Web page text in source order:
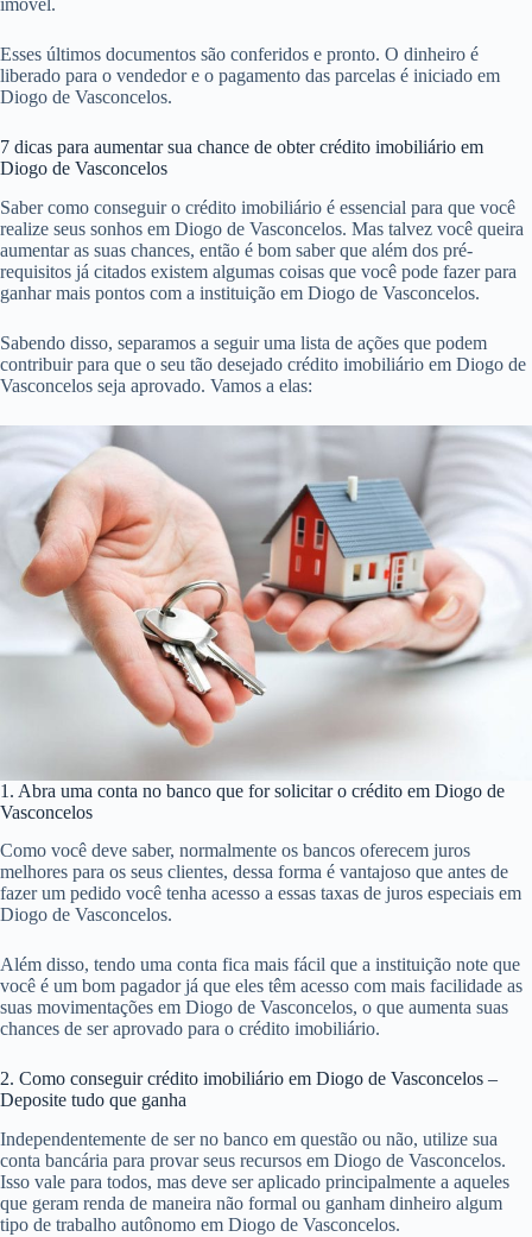
imóvel.
Esses últimos documentos são conferidos e pronto. O dinheiro é
liberado para o vendedor e o pagamento das parcelas é iniciado em
Diogo de Vasconcelos.
7 dicas para aumentar sua chance de obter crédito imobiliário em
Diogo de Vasconcelos
Saber como conseguir o crédito imobiliário é essencial para que você
realize seus sonhos em Diogo de Vasconcelos. Mas talvez você queira
aumentar as suas chances, então é bom saber que além dos pré-
requisitos já citados existem algumas coisas que você pode fazer para
ganhar mais pontos com a instituição em Diogo de Vasconcelos.
Sabendo disso, separamos a seguir uma lista de ações que podem
contribuir para que o seu tão desejado crédito imobiliário em Diogo de
Vasconcelos seja aprovado. Vamos a elas:
1. Abra uma conta no banco que for solicitar o crédito em Diogo de
Vasconcelos
Como você deve saber, normalmente os bancos oferecem juros
melhores para os seus clientes, dessa forma é vantajoso que antes de
fazer um pedido você tenha acesso a essas taxas de juros especiais em
Diogo de Vasconcelos.
Além disso, tendo uma conta fica mais fácil que a instituição note que
você é um bom pagador já que eles têm acesso com mais facilidade as
suas movimentações em Diogo de Vasconcelos, o que aumenta suas
chances de ser aprovado para o crédito imobiliário.
2. Como conseguir crédito imobiliário em Diogo de Vasconcelos –
Deposite tudo que ganha
Independentemente de ser no banco em questão ou não, utilize sua
conta bancária para provar seus recursos em Diogo de Vasconcelos.
Isso vale para todos, mas deve ser aplicado principalmente a aqueles
que geram renda de maneira não formal ou ganham dinheiro algum
tipo de trabalho autônomo em Diogo de Vasconcelos.